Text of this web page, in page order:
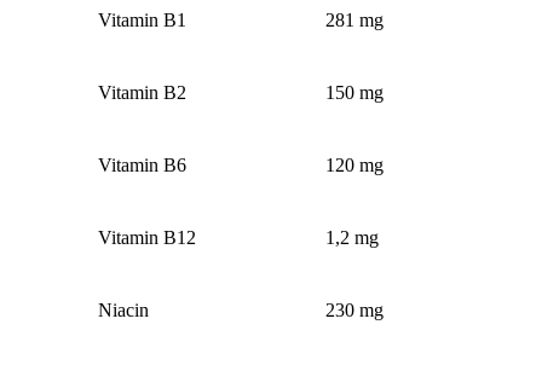
Vitamin B1 281 mg
Vitamin B2 150 mg
Vitamin B6 120 mg
Vitamin B12 1,2 mg
Niacin 230 mg